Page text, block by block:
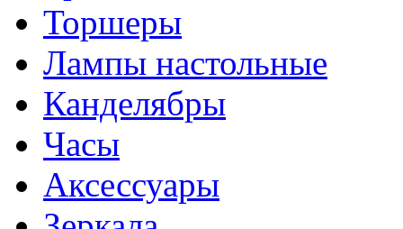
Торшеры
Лампы настольные
Канделябры
Часы
Аксессуары